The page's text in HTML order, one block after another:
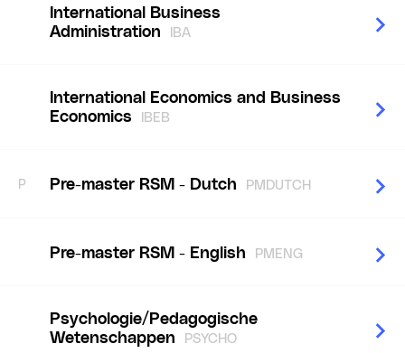
International Business
Administration
IBA
International Economics and Business
Economics
IBEB
P Pre-master RSM - Dutch PMDUTCH
Pre-master RSM - English PMENG
Psychologie/Pedagogische
Wetenschappen
PSYCHO